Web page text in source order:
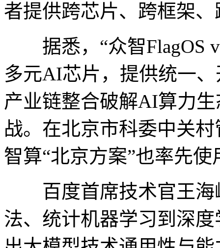
者提供跨芯片、跨框架
据悉，“众智FlagOS
多元AI芯片，提供统一
产业链整合破解AI算力
战。在北京市科委中关
智算“北京方案”也率先
百度首席技术官王海
法、统计机器学习到深